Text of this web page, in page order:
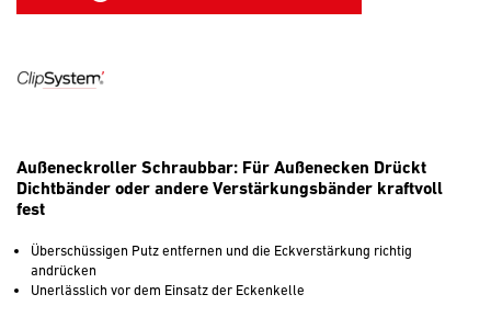
Außeneckroller Schraubbar: Für Außenecken Drückt
Dichtbänder oder andere Verstärkungsbänder kraftvoll
fest
Überschüssigen Putz entfernen und die Eckverstärkung richtig
andrücken
Unerlässlich vor dem Einsatz der Eckenkelle